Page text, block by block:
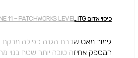
כיסוי אדום IPHONE 11 – PATCHWORKS LEVEL ITG
גימור מאט שכבת הגנה כפולה מרקם
המספק אחיזה טובה יותר שטח בנוי